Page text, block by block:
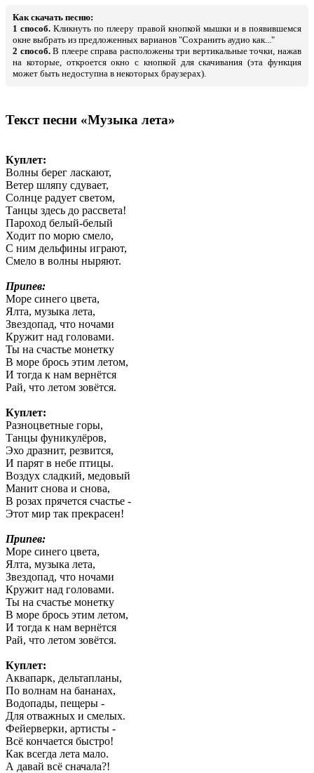
Как скачать песню:
1 способ. Кликнуть по плееру правой кнопкой мышки и в появившемся
окне выбрать из предложенных варианов "Сохранить аудио как..."
2 способ.В плеере справа расположены три вертикальные точки, нажав
на которые, откроется окно с кнопкой для скачивания (эта функция
может быть недоступна в некоторых браузерах).
Текст песни «Музыка лета»
Куплет:
Волны берег ласкают,
Ветер шляпу сдувает,
Солнце радует светом,
Танцы здесь до рассвета!
Пароход белый-белый
Ходит по морю смело,
С ним дельфины играют,
Смело в волны ныряют.
Припев:
Море синего цвета,
Ялта, музыка лета,
Звездопад, что ночами
Кружит над головами.
Ты на счастье монетку
В море брось этим летом,
И тогда к нам вернётся
Рай, что летом зовётся.
Куплет:
Разноцветные горы,
Танцы фуникулёров,
Эхо дразнит, резвится,
И парят в небе птицы.
Воздух сладкий, медовый
Манит снова и снова,
В розах прячется счастье -
Этот мир так прекрасен!
Припев:
Море синего цвета,
Ялта, музыка лета,
Звездопад, что ночами
Кружит над головами.
Ты на счастье монетку
В море брось этим летом,
И тогда к нам вернётся
Рай, что летом зовётся.
Куплет:
Аквапарк, дельтапланы,
По волнам на бананах,
Водопады, пещеры -
Для отважных и смелых.
Фейерверки, артисты -
Всё кончается быстро!
Как всегда лета мало.
А давай всё сначала?!